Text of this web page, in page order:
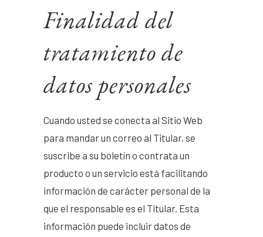
Finalidad del
tratamiento de
datos personales
Cuando usted se conecta al Sitio Web
para mandar un correo al Titular, se
suscribe a su boletín o contrata un
producto o un servicio está facilitando
información de carácter personal de la
que el responsable es el Titular. Esta
información puede incluir datos de